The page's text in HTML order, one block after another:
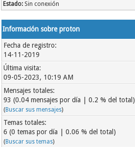
Estado: Sin conexión
Información sobre proton
Fecha de registro:
14-11-2019
Última visita:
09-05-2023, 10:19 AM
Mensajes totales:
93 (0.04 mensajes por día | 0.2 % del total)
(Buscar sus mensajes)
Temas totales:
6 (0 temas por día | 0.06 % del total)
(Buscar sus temas)